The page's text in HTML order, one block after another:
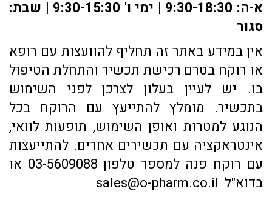
א-ה: 9:30-18:30 | ימי ו' 9:30-15:30 | שבת:
סגור
אין במידע באתר זה תחליף להוועצות עם רופא
או רוקח בטרם רכישת תכשיר והתחלת הטיפול
בו. יש לעיין בעלון לצרכן לפני השימוש
בתכשיר. מומלץ להתייעץ עם הרוקח בכל
הנוגע למטרות ואופן השימוש, תופעות לוואי,
אינטראקציה עם תכשירים אחרים. להתייעצות
עם רוקח פנה למספר טלפון 03-5609088 או
בדוא"ל sales@o-pharm.co.il